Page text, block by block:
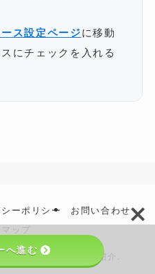
ス設定ページに移動
にチェックを入れる
ーポリシー
お問い合わせ
マップ
ンペーン｜楽天社員紹介.
へ進む